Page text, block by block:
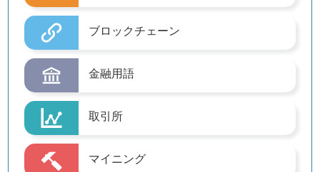
ブロックチェーン
金融用語
取引所
マイニング